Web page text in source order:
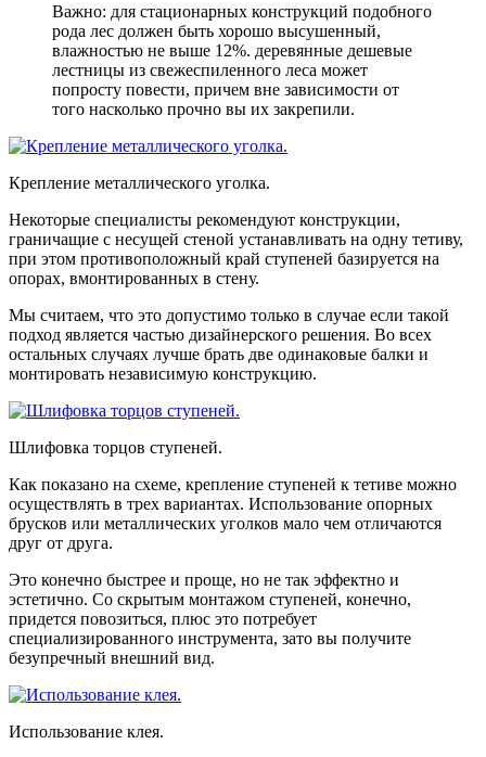
Важно: для стационарных конструкций подобного
рода лес должен быть хорошо высушенный,
влажностью не выше 12%. деревянные дешевые
лестницы из свежеспиленного леса может
попросту повести, причем вне зависимости от
того насколько прочно вы их закрепили.
Крепление металлического уголка.
Некоторые специалисты рекомендуют конструкции,
граничащие с несущей стеной устанавливать на одну тетиву,
при этом противоположный край ступеней базируется на
опорах, вмонтированных в стену.
Мы считаем, что это допустимо только в случае если такой
подход является частью дизайнерского решения. Во всех
остальных случаях лучше брать две одинаковые балки и
монтировать независимую конструкцию.
Шлифовка торцов ступеней.
Как показано на схеме, крепление ступеней к тетиве можно
осуществлять в трех вариантах. Использование опорных
брусков или металлических уголков мало чем отличаются
друг от друга.
Это конечно быстрее и проще, но не так эффектно и
эстетично. Со скрытым монтажом ступеней, конечно,
придется повозиться, плюс это потребует
специализированного инструмента, зато вы получите
безупречный внешний вид.
Использование клея.